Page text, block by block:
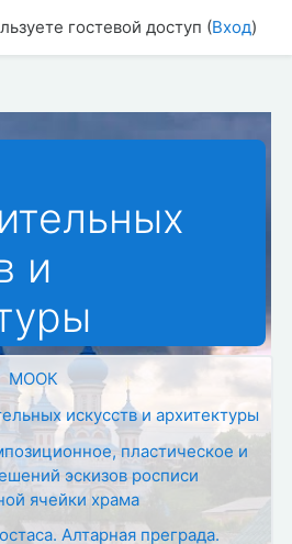
гостевой доступ (Вход)
и
МООК
искусств и архитектуры
пластическое и
эскизов росписи
ячейки храма
Алтарная преграда.